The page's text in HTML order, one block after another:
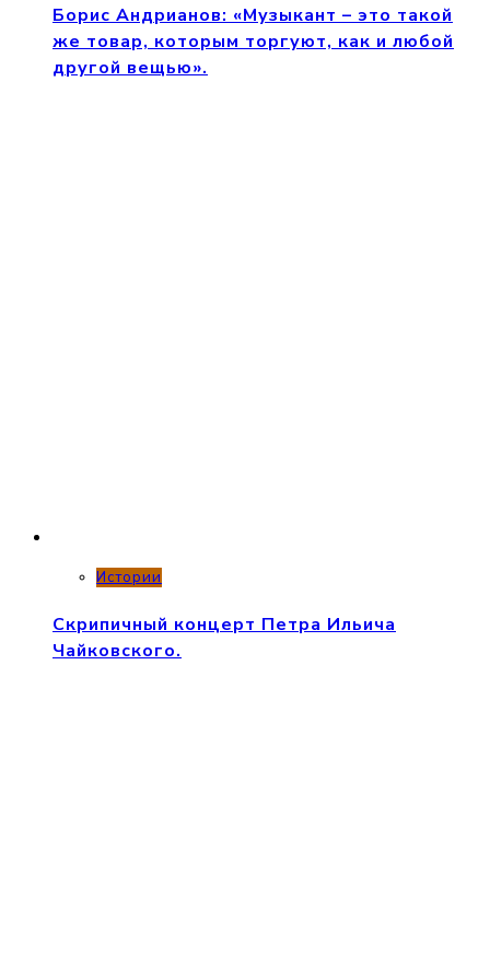
Борис Андрианов: «Музыкант – это такой
же товар, которым торгуют, как и любой
другой вещью».
Истории
Скрипичный концерт Петра Ильича
Чайковского.